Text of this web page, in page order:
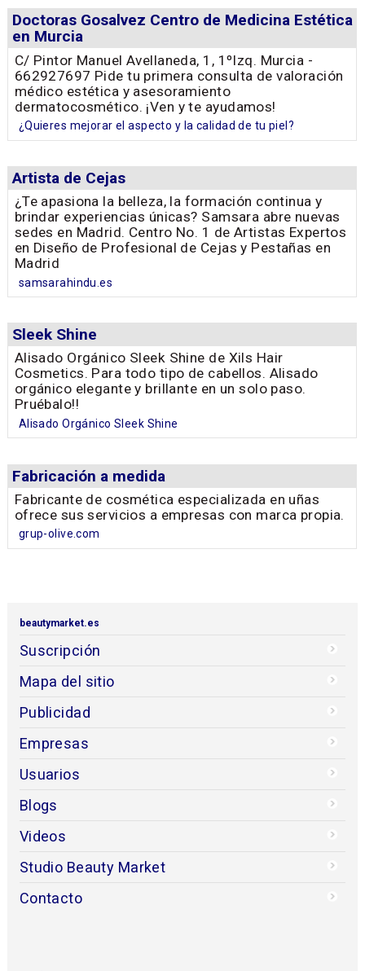
Doctoras Gosalvez Centro de Medicina Estética
en Murcia
C/ Pintor Manuel Avellaneda, 1, 1ºIzq. Murcia -
662927697 Pide tu primera consulta de valoración
médico estética y asesoramiento
dermatocosmético. ¡Ven y te ayudamos!
¿Quieres mejorar el aspecto y la calidad de tu piel?
Artista de Cejas
¿Te apasiona la belleza, la formación continua y
brindar experiencias únicas? Samsara abre nuevas
sedes en Madrid. Centro No. 1 de Artistas Expertos
en Diseño de Profesional de Cejas y Pestañas en
Madrid
samsarahindu.es
Sleek Shine
Alisado Orgánico Sleek Shine de Xils Hair
Cosmetics. Para todo tipo de cabellos. Alisado
orgánico elegante y brillante en un solo paso.
Pruébalo!!
Alisado Orgánico Sleek Shine
Fabricación a medida
Fabricante de cosmética especializada en uñas
ofrece sus servicios a empresas con marca propia.
grup-olive.com
beautymarket.es
Suscripción
Mapa del sitio
Publicidad
Empresas
Usuarios
Blogs
Videos
Studio Beauty Market
Contacto